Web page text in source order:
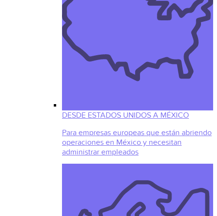
DESDE ESTADOS UNIDOS A MÉXICO
Para empresas europeas que están abriendo
operaciones en México y necesitan
administrar empleados